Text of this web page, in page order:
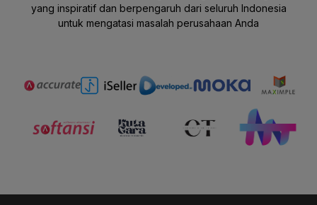
yang inspiratif dan berpengaruh dari seluruh Indonesia
untuk mengatasi masalah perusahaan Anda